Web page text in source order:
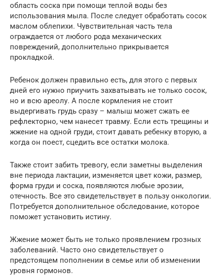
область соска при помощи теплой воды без
использования мыла. После следует обработать сосок
маслом облепихи. Чувствительная часть тела
ограждается от любого рода механических
повреждений, дополнительно прикрывается
прокладкой.
Ребенок должен правильно есть, для этого с первых
дней его нужно приучить захватывать не только сосок,
но и всю ареолу. А после кормления не стоит
выдергивать грудь сразу – малыш может сжать ее
рефлекторно, чем нанесет травму. Если есть трещины и
жжение на одной груди, стоит давать ребенку вторую, а
когда он поест, сцедить все остатки молока.
Также стоит забить тревогу, если заметны выделения
вне периода лактации, изменяется цвет кожи, размер,
форма груди и соска, появляются любые эрозии,
отечность. Все это свидетельствует в пользу онкологии.
Потребуется дополнительное обследование, которое
поможет установить истину.
Жжение может быть не только проявлением грозных
заболеваний. Часто оно свидетельствует о
предстоящем пополнении в семье или об изменении
уровня гормонов.